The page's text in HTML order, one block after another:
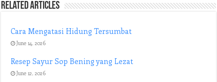
Related Articles
Cara Mengatasi Hidung Tersumbat
June 14, 2026
Resep Sayur Sop Bening yang Lezat
June 12, 2026